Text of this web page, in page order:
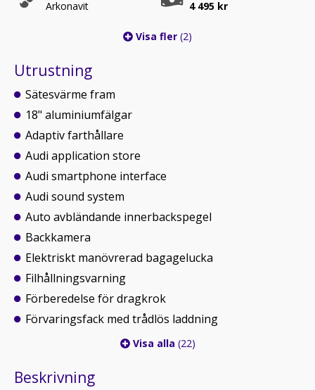
Arkonavit 4 495 kr
Visa fler (2)
Utrustning
Sätesvärme fram
18" aluminiumfälgar
Adaptiv farthållare
Audi application store
Audi smartphone interface
Audi sound system
Auto avbländande innerbackspegel
Backkamera
Elektriskt manövrerad bagagelucka
Filhållningsvarning
Förberedelse för dragkrok
Förvaringsfack med trådlös laddning
Visa alla (22)
Beskrivning